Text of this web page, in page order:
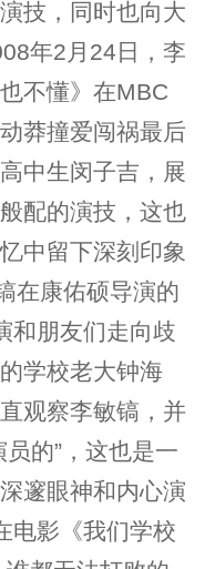
技，同时也向大
年2月24日，李
不懂》在MBC
莽撞爱闯祸最后
中生闵子吉，展
配的演技，这也
中留下深刻印象
在康佑硕导演的
和朋友们走向歧
学校老大钟海
观察李敏镐，并
的”，这也是一
邃眼神和内心演
电影《我们学校